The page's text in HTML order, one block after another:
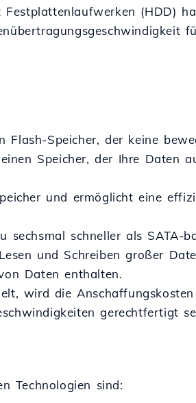
(HDD)
Speicher, der keine
Speicher, der Ihre Daten
und ermöglicht eine
schneller als SATA-
und Schreiben großer
Daten enthalten.
wird die
gerechtfertigt
Technologien sind: